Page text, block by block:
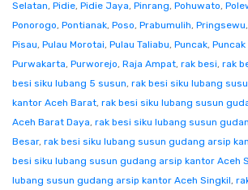
Selatan, Pidie, Pidie Jaya, Pinrang, Pohuwato,
Ponorogo, Pontianak, Poso, Prabumulih, Pringsewu,
Pisau, Pulau Morotai, Pulau Taliabu, Puncak,
Purwakarta, Purworejo, Raja Ampat, rak besi, rak
besi siku lubang 5 susun, rak besi siku lubang
kantor Aceh Barat, rak besi siku lubang susun
Aceh Barat Daya, rak besi siku lubang susun
Besar, rak besi siku lubang susun gudang arsip
besi siku lubang susun gudang arsip kantor Aceh
lubang susun gudang arsip kantor Aceh Singkil,